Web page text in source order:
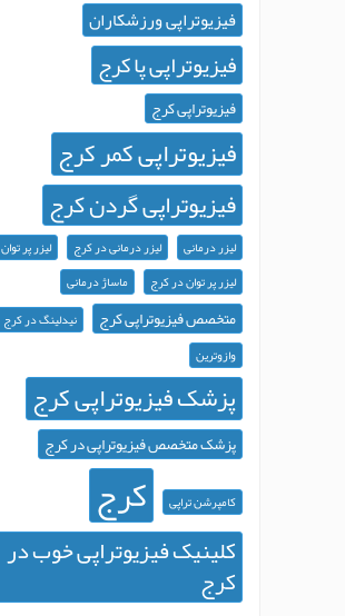
فیزیوتراپی ورزشکاران
فیزیوتراپی پا کرج
فیزیوتراپی کرج
فیزیوتراپی کمر کرج
فیزیوتراپی گردن کرج
لیزر درمانی لیزر درمانی در کرج
لیزر پر توان
لیزر پر توان در کرج
ماساژ درمانی
متخصص فیزیوتراپی کرج
نیدلینگ در کرج
وازوترین
پزشک فیزیوتراپی کرج
پزشک متخصص فیزیوتراپی در کرج
کامپرشن تراپی کرج
کلینیک فیزیوتراپی خوب در
کرج